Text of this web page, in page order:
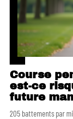
Course
est-ce
future
205 battements par